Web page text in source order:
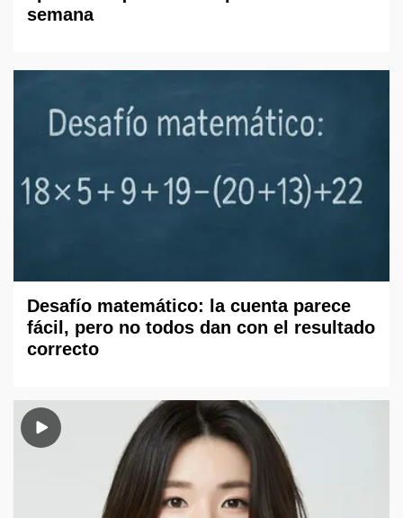
semana
Desafío matemático: la cuenta parece
fácil, pero no todos dan con el resultado
correcto